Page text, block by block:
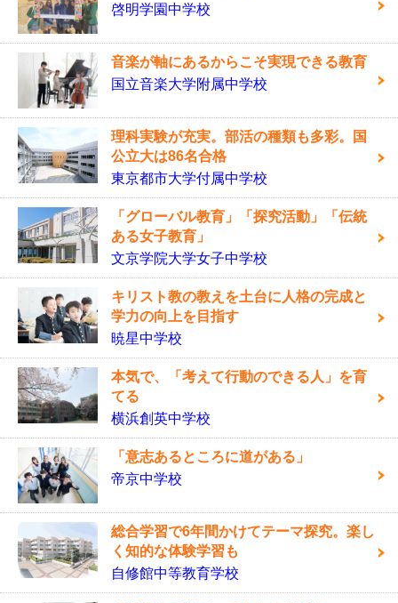
啓明学園中学校
音楽が軸にあるからこそ実現できる教育
国立音楽大学附属中学校
理科実験が充実。部活の種類も多彩。国
公立大は86名合格
東京都市大学付属中学校
「グローバル教育」「探究活動」「伝統
ある女子教育」
文京学院大学女子中学校
キリスト教の教えを土台に人格の完成と
学力の向上を目指す
暁星中学校
本気で、「考えて行動のできる人」を育
てる
横浜創英中学校
「意志あるところに道がある」
帝京中学校
総合学習で6年間かけてテーマ探究。楽し
く知的な体験学習も
自修館中等教育学校